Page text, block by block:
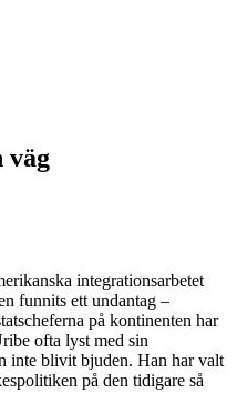
väg
integrationsarbetet
funnits ett undantag –
på kontinenten har
ofta lyst med sin
inte blivit bjuden. Han har valt
på den tidigare så